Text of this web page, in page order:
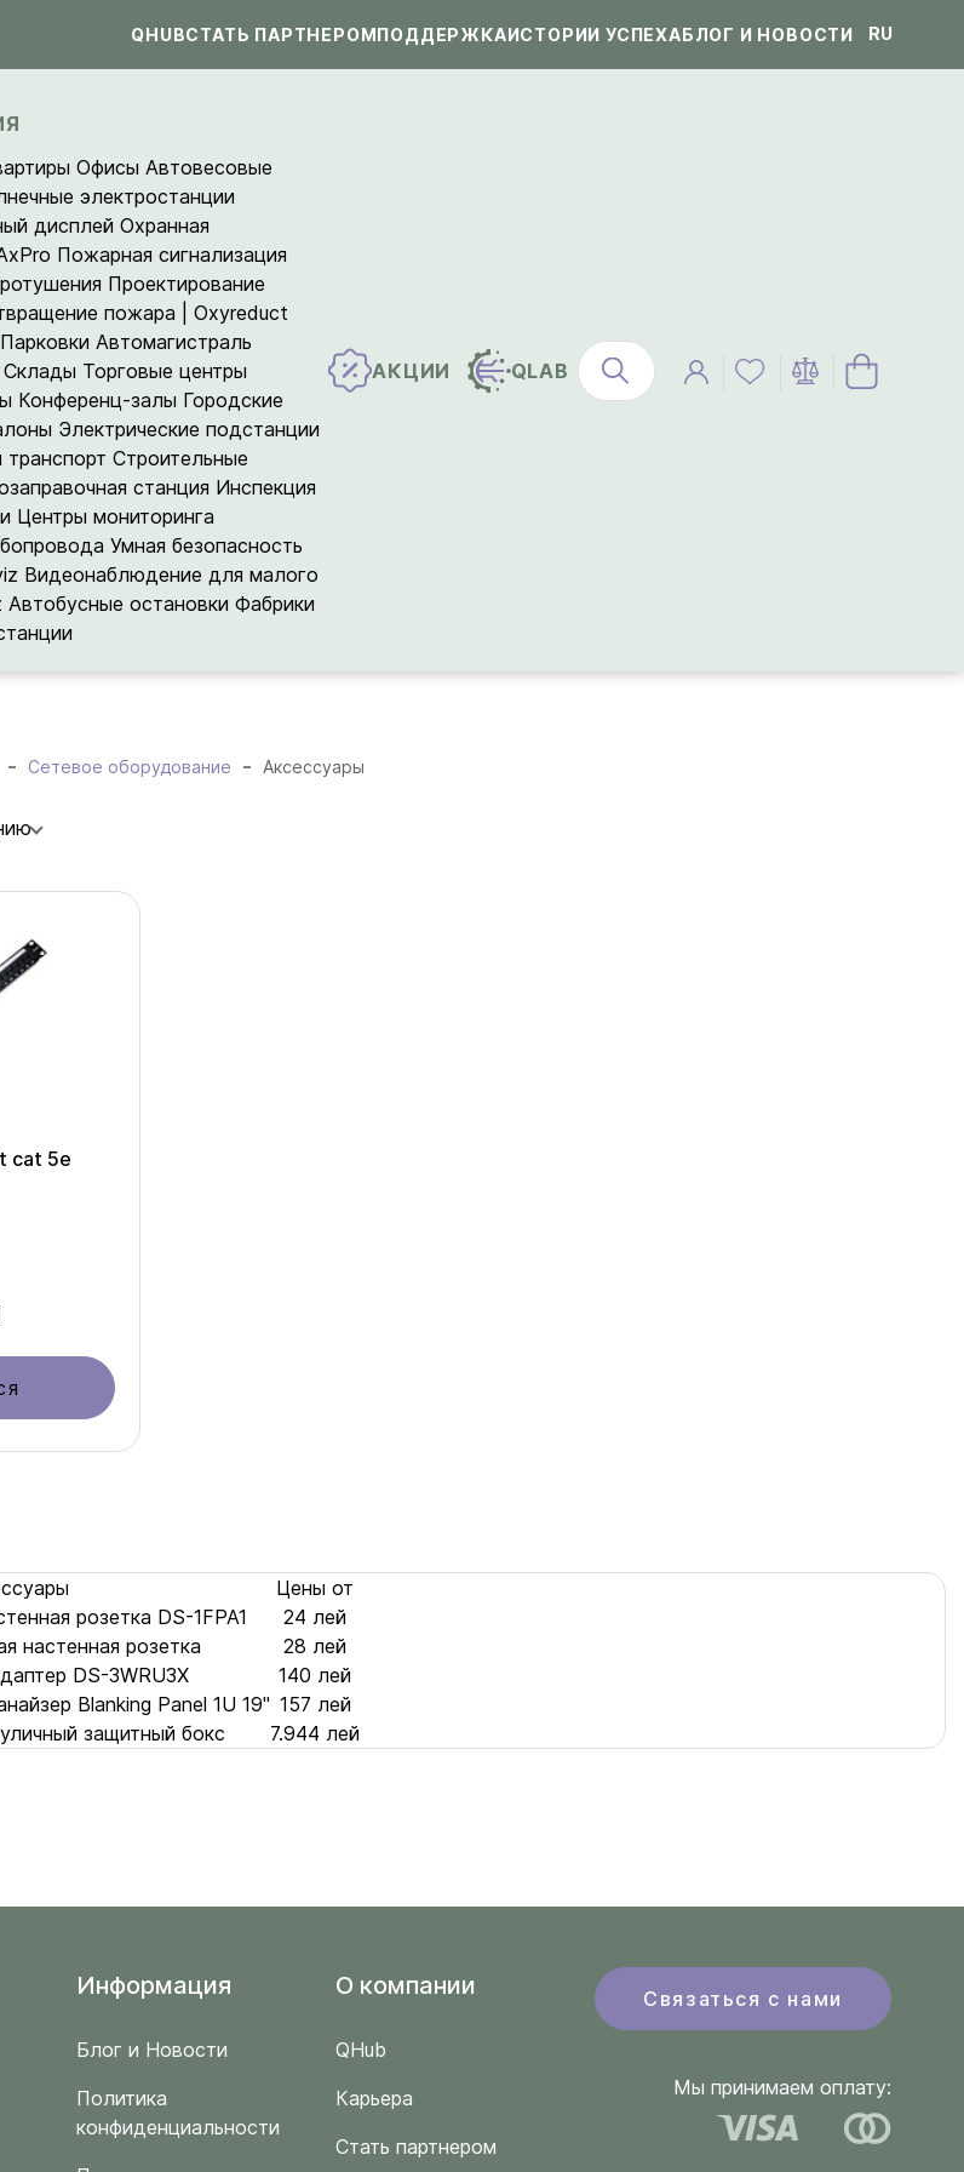
QHUBСТАТЬ ПАРТНЕРОМПОДДЕРЖКАИСТОРИИ УСПЕХАБЛОГ И НОВОСТИ RU
Офисы Автовесовые
электростанции
дисплей Охранная
Пожарная сигнализация
Проектирование
пожара | Oxyreduct
Парковки Автомагистраль
Склады Торговые центры
Конференц-залы Городские
Электрические подстанции
Строительные
станция Инспекция
Центры мониторинга
Умная безопасность
Видеонаблюдение для малого
Автобусные остановки Фабрики
АКЦИИ QLAB
Сетевое оборудование Аксессуары
cat 5e
Цены от
розетка DS-1FPA1
24 лей
настенная розетка
28 лей
DS-3WRU3X
140 лей
Blanking Panel 1U 19" 157 лей
защитный бокс
7.944 лей
Информация
Блог и Новости
Политика
конфиденциальности
O компании
QHub
Карьера
Стать партнером
Связаться с нами
Мы принимаем оплату: